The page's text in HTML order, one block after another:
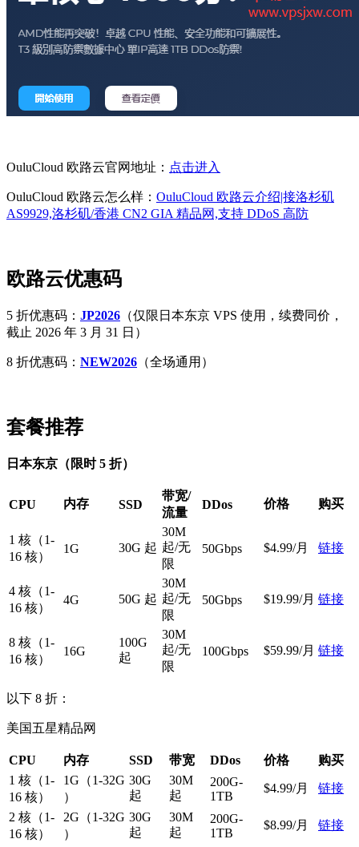
OuluCloud 欧路云官网地址： 点击进入
OuluCloud 欧路云怎么样： OuluCloud 欧路云介绍|接洛杉矶
AS9929,洛杉矶/香港 CN2 GIA 精品网,支持 DDoS 高防
欧路云优惠码
5 折优惠码： JP2026 （仅限日本东京 VPS 使用，续费同价，
截止 2026 年 3 月 31 日）
8 折优惠码： NEW2026 （全场通用）
套餐推荐
日本东京（限时 5 折）
CPU 内存 SSD
带宽/
流量
DDos 价格 购买
1 核（1-
16 核）
1G 30G 起
30M
起/无
限
50Gbps $4.99/月 链接
4 核（1-
16 核）
4G 50G 起
30M
起/无
限
50Gbps $19.99/月 链接
8 核（1-
16 核）
16G
100G
起
30M
起/无
限
100Gbps $59.99/月 链接
以下 8 折：
美国五星精品网
CPU 内存 SSD 带宽 DDos 价格
购买
1 核（1-
16 核）
1G（1-32G
）
30G
起
30M
起
200G-
1TB
$4.99/月 链接
2 核（1-
16 核）
2G（1-32G
）
30G
起
30M
起
200G-
1TB
$8.99/月 链接